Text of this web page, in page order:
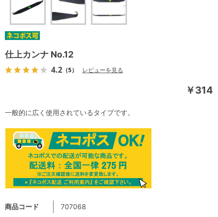
仕上カンナ No.12
4.2 （5） レビューを見る
￥314
商品コード 707068
一般的に広く使用されているタイプです。